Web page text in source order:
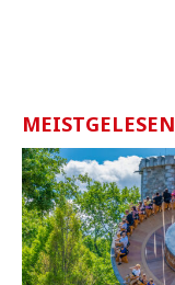
MEISTGELESEN